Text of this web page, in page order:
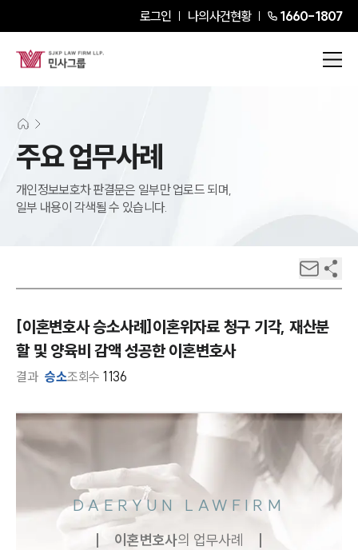
로그인 나의사건현황 1660-1807
주요 업무사례
개인정보보호차 판결문은 일부만 업로드 되며,
일부 내용이 각색될 수 있습니다.
[이혼변호사 승소사례]이혼위자료 청구 기각, 재산분
할 및 양육비 감액 성공한 이혼변호사
결과 승소조회수 1136
DAERYUN LAWFIRM
이혼변호사의 업무사례